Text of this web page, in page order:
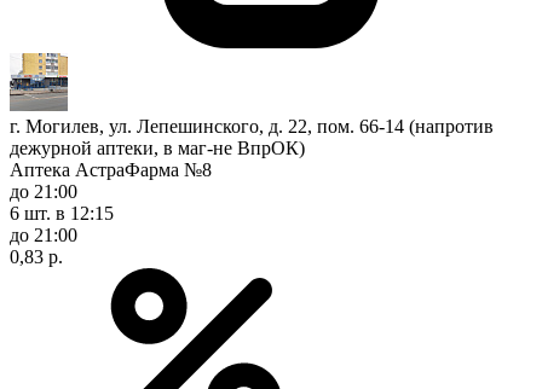
г. Могилев, ул. Лепешинского, д. 22, пом. 66-14 (напротив
дежурной аптеки, в маг-не ВпрОК)
Аптека АстраФарма №8
до 21:00
6 шт. в 12:15
до 21:00
0,83 р.